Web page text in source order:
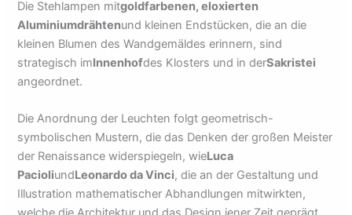
Die Stehlampen mitgoldfarbenen, eloxierten
Aluminiumdrähtenund kleinen Endstücken, die an die
kleinen Blumen des Wandgemäldes erinnern, sind
strategisch imInnenhofdes Klosters und in derSakristei
angeordnet.
Die Anordnung der Leuchten folgt geometrisch-
symbolischen Mustern, die das Denken der großen Meister
der Renaissance widerspiegeln, wieLuca
PacioliundLeonardo da Vinci, die an der Gestaltung und
Illustration mathematischer Abhandlungen mitwirkten,